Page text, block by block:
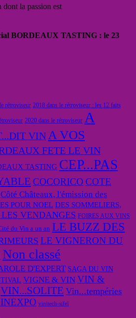
dont la passion est
BORDEAUX TASTING : le 23
rétroviseur 2018 dans le rétroviseur : les 12 faits
2020 dans le rétroviseur A
VIN A VOS
FETE LE VIN
TASTING CEP...PAS
COCORICO COTE
Côté Châteaux, l'émission des
POUR NOEL DES SOMMELIERS,
VENDANGES FOIRES AUX VINS
du Vin a un an LE BUZZ DES
LE VIGNERON DU
Non classé
D'EXPERT SAGA DU VIN
VIGNE & VIN VIN &
VIN...SOLITE Vin...tempéries
vinitech-sifel